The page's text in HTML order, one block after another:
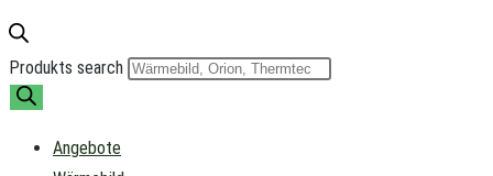
Produkts search
Angebote